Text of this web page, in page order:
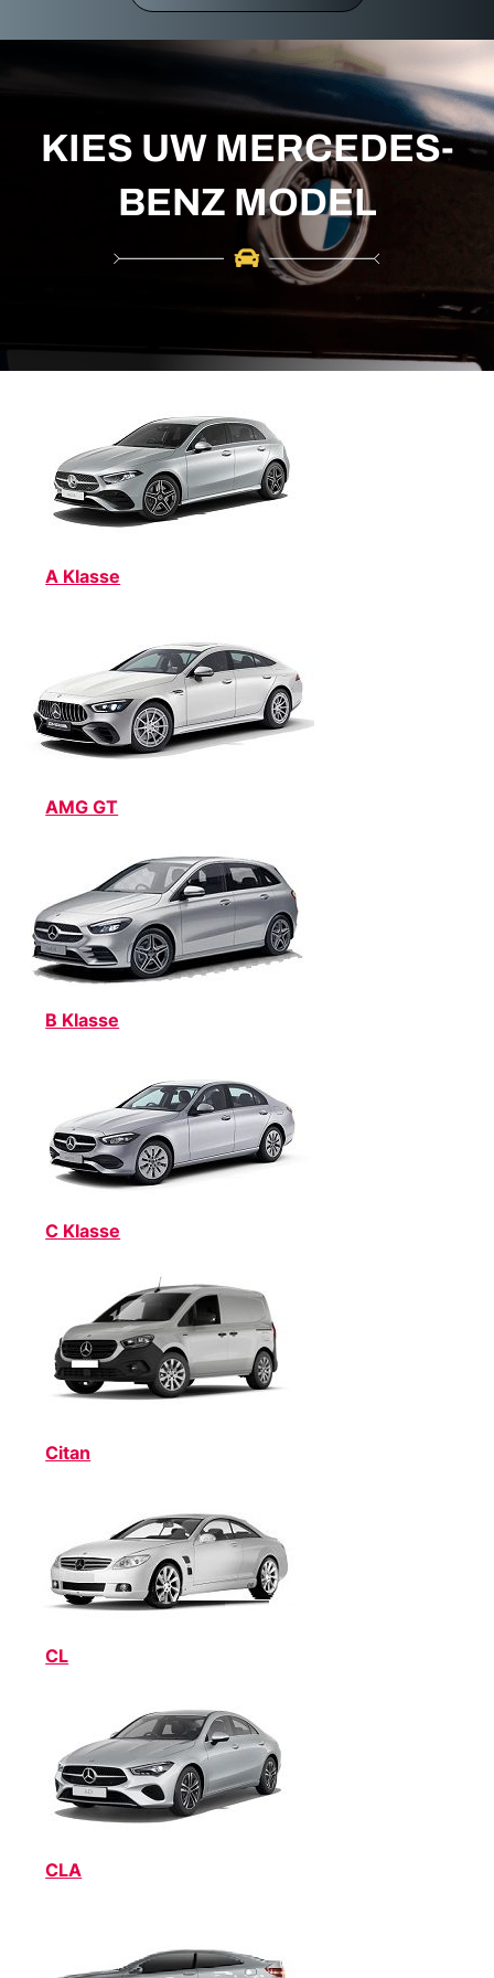
c
KIES UW MERCEDES-
BENZ MODEL
A Klasse
AMG GT
B Klasse
C Klasse
Citan
CL
CLA